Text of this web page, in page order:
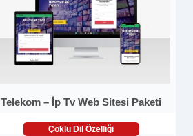
Telekom – İp Tv Web Sitesi Paketi
Çoklu Dil Özelliği